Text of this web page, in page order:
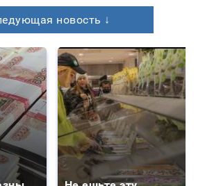
новость ↓